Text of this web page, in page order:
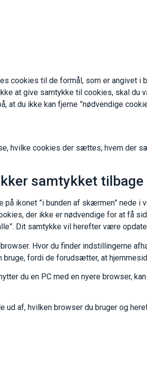
cookies til de formål, som er angivet
at give samtykke til cookies, skal du
du ikke kan fjerne ”nødvendige
hvilke cookies der sættes, hvem der
samtykket tilbage
ikonet ”i bunden af skærmen” nede i
der ikke er nødvendige for at få
Dit samtykke vil herefter være
Hvor du finder indstillingerne
fordi de forudsætter, at
du en PC med en nyere browser,
af, hvilken browser du bruger og